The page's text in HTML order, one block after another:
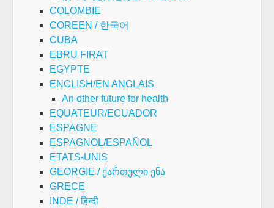
COLOMBIE
COREEN / 한국어
CUBA
EBRU FIRAT
EGYPTE
ENGLISH/EN ANGLAIS
An other future for health
EQUATEUR/ECUADOR
ESPAGNE
ESPAGNOL/ESPAÑOL
ETATS-UNIS
GEORGIE / ქართული ენა
GRECE
INDE / हिन्दी